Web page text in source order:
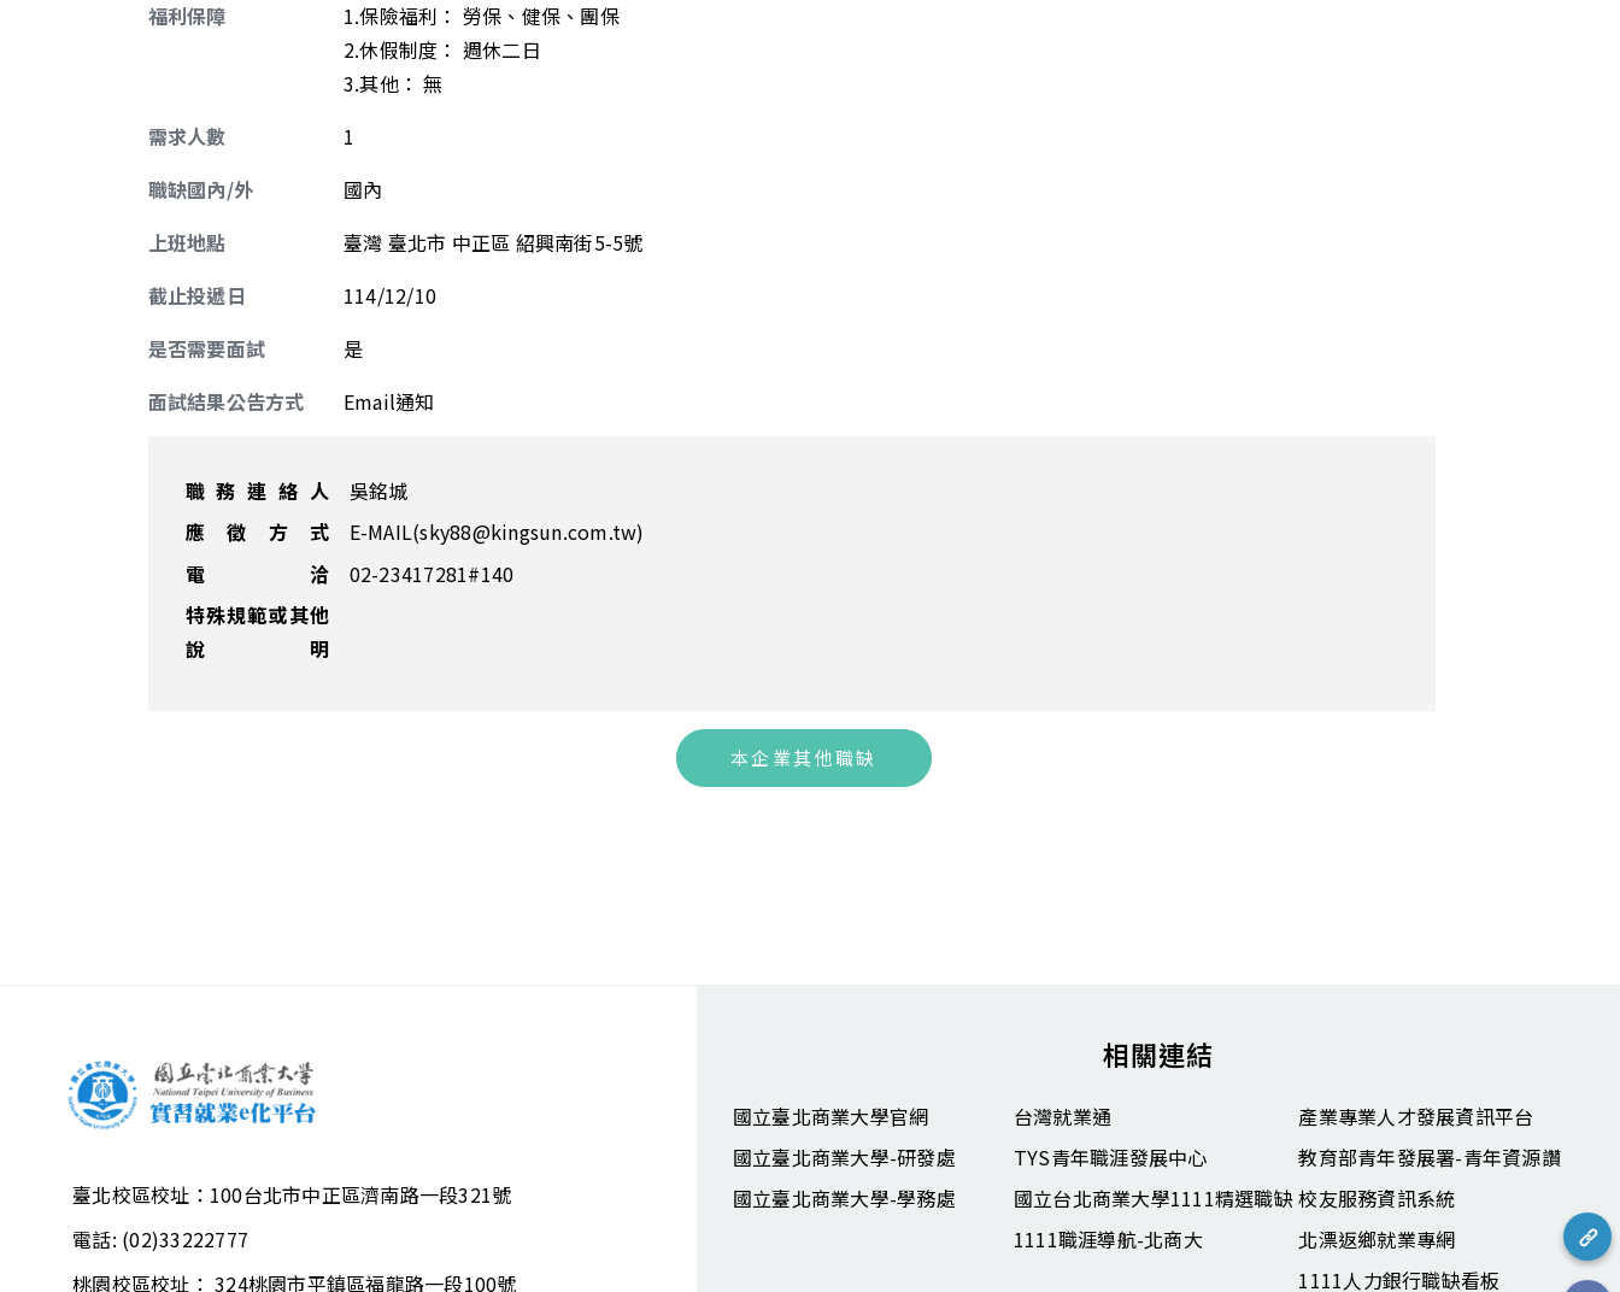
福利保障
1.保險福利： 勞保、健保、團保
2.休假制度： 週休二日
3.其他： 無
需求人數
1
職缺國內/外
國內
上班地點
臺灣 臺北市 中正區 紹興南街5-5號
截止投遞日
114/12/10
是否需要面試
是
面試結果公告方式
Email通知
職務連絡人
吳銘城
應徵方式
E-MAIL(sky88@kingsun.com.tw)
電 洽
02-23417281#140
特殊規範或其他
說明
本企業其他職缺
臺北校區校址： 100台北市中正區濟南路一段321號
電話: (02)33222777
桃園校區校址： 324桃園市平鎮區福龍路一段100號
相關連結
國立臺北商業大學官網
國立臺北商業大學-研發處
國立臺北商業大學-學務處
台灣就業通
TYS青年職涯發展中心
國立台北商業大學1111精選職缺
1111職涯導航-北商大
產業專業人才發展資訊平台
教育部青年發展署-青年資源讚
校友服務資訊系統
北漂返鄉就業專網
1111人力銀行職缺看板